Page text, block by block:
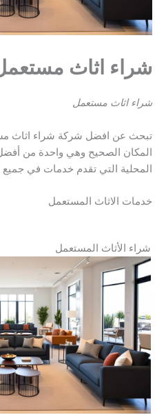
شراء اثاث
شراء اثاث مستعمل
تبحث عن افضل شركة شراء اثاث
المكان الصحيح وهي واحدة من
المحلية التي تقدم خدمات في جميع
خدمات الاثاث المستعمل
شراء الأثاث المستعمل